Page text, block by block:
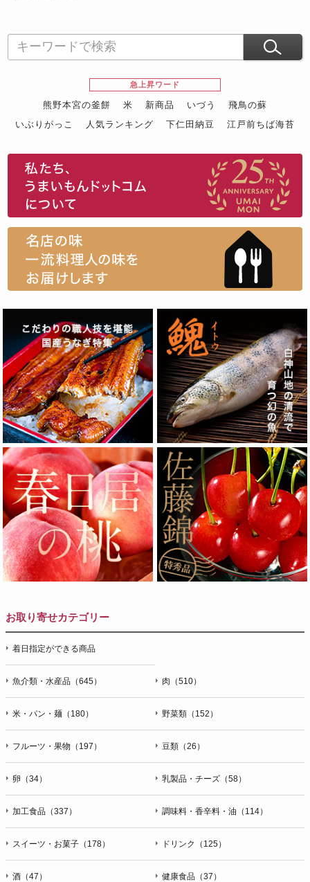
急上昇ワード
熊野本宮の釜餅 米 新商品 いづう
飛鳥の蘇
いぶりがっこ
人気ランキング 下仁田納豆
江戸前ちば海苔
お取り寄せカテゴリー
着日指定ができる商品
魚介類・水産品（645） 肉（510）
米・パン・麺（180） 野菜類（152）
フルーツ・果物（197） 豆類（26）
卵（34） 乳製品・チーズ（58）
加工食品（337） 調味料・香辛料・油（114）
スイーツ・お菓子（178） ドリンク（125）
酒（47） 健康食品（37）